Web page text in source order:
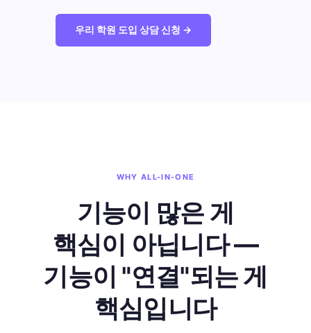
우리 학원 도입 상담 신청 →
WHY ALL-IN-ONE
기능이 많은 게
핵심이 아닙니다 —
기능이 "연결"되는 게
핵심입니다